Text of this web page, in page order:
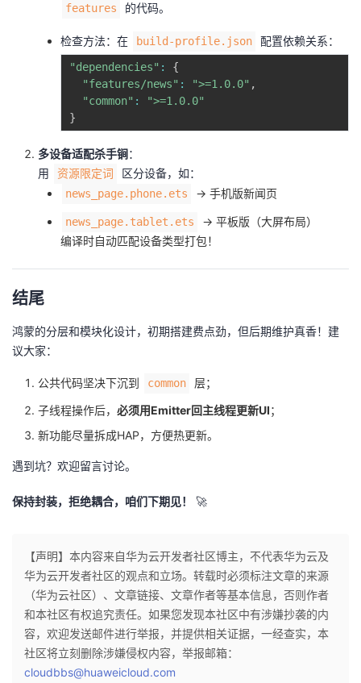
features 的代码。
检查方法：在 build-profile.json 配置依赖关系：
"dependencies" :
{
"features/news" : ">=1.0.0" ,
"common" :
">=1.0.0"
}
​多设备适配杀手锏​​：
用
资源限定词 区分设备，如：
news_page.phone.ets → 手机版新闻页
news_page.tablet.ets
→ 平板版（大屏布局）
编译时自动匹配设备类型打包！
结尾
鸿蒙的分层和模块化设计，初期搭建费点劲，但后期维护真香！建
议大家：
公共代码坚决下沉到 common
层；
子线程操作后，​ ​必须用Emitter回主线程更新UI​​；
新功能尽量拆成HAP，方便热更新。
遇到坑？欢迎留言讨论。
​保持封装，拒绝耦合，咱们下期见！​ ​ 🚀
【声明】本内容来自华为云开发者社区博主，不代表华为云及
华为云开发者社区的观点和立场。转载时必须标注文章的来源
（华为云社区）、文章链接、文章作者等基本信息，否则作者
和本社区有权追究责任。如果您发现本社区中有涉嫌抄袭的内
容，欢迎发送邮件进行举报，并提供相关证据，一经查实，本
社区将立刻删除涉嫌侵权内容，举报邮箱：
cloudbbs@huaweicloud.com